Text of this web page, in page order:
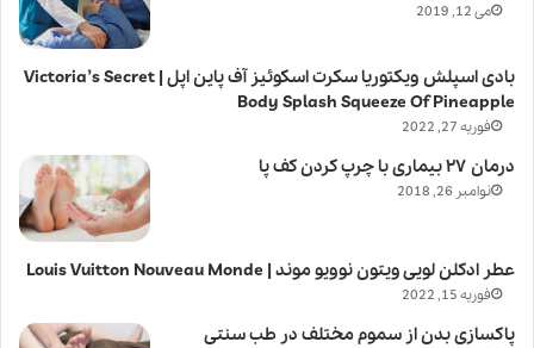
می 12, 2019
بادی اسپلش ویکتوریا سکرت اسکوئیز آف پاین اپل | Victoria’s Secret
Body Splash Squeeze Of Pineapple
فوریه 27, 2022
درمان ۲۷ بیماری با چرپ کردن کف پا
نوامبر 26, 2018
عطر ادکلن لویی ویتون نوویو موند | Louis Vuitton Nouveau Monde
فوریه 15, 2022
پاکسازی بدن از سموم مختلف در طب سنتی